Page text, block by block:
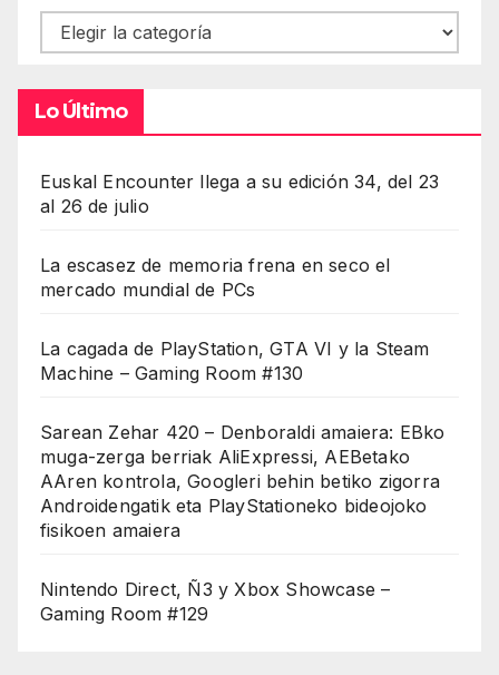
Contenidos
Lo Último
Euskal Encounter llega a su edición 34, del 23
al 26 de julio
La escasez de memoria frena en seco el
mercado mundial de PCs
La cagada de PlayStation, GTA VI y la Steam
Machine – Gaming Room #130
Sarean Zehar 420 – Denboraldi amaiera: EBko
muga-zerga berriak AliExpressi, AEBetako
AAren kontrola, Googleri behin betiko zigorra
Androidengatik eta PlayStationeko bideojoko
fisikoen amaiera
Nintendo Direct, Ñ3 y Xbox Showcase –
Gaming Room #129